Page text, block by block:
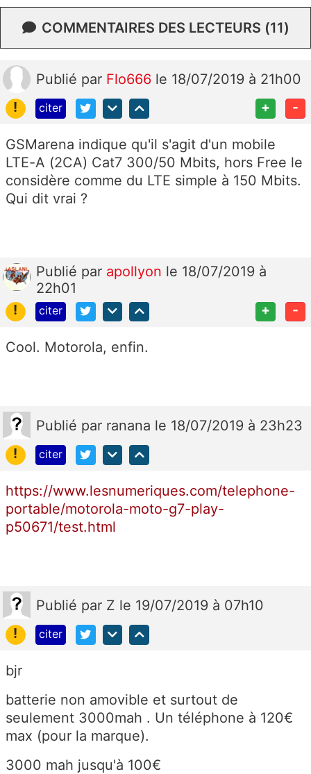
COMMENTAIRES DES LECTEURS (11)
Publié par Flo666 le 18/07/2019 à 21h00
!
citer + -
GSMarena indique qu'il s'agit d'un mobile
LTE-A (2CA) Cat7 300/50 Mbits, hors Free le
considère comme du LTE simple à 150 Mbits.
Qui dit vrai ?
Publié par apollyon le 18/07/2019 à
22h01
!
citer + -
Cool. Motorola, enfin.
Publié par ranana le 18/07/2019 à 23h23
!
citer
https://www.lesnumeriques.com/telephone-
portable/motorola-moto-g7-play-
p50671/test.html
Publié par Z le 19/07/2019 à 07h10
!
citer
bjr
batterie non amovible et surtout de
seulement 3000mah . Un téléphone à 120€
max (pour la marque).
3000 mah jusqu'à 100€